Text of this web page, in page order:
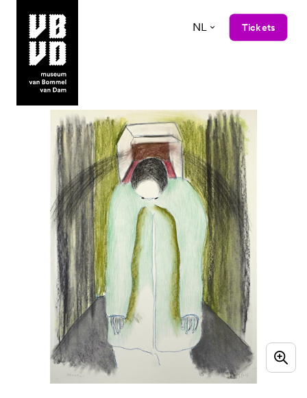
museum van Bommel van Dam
NL Tickets